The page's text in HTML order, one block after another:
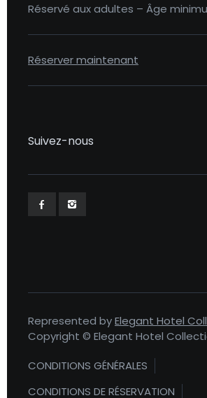
Réservé aux adultes – Âge
Réserver maintenant
Suivez-nous
Represented byElegant Hotel
Copyright © Elegant Hotel
CONDITIONS GÉNÉRALES
CONDITIONS DE RÉSERVATION